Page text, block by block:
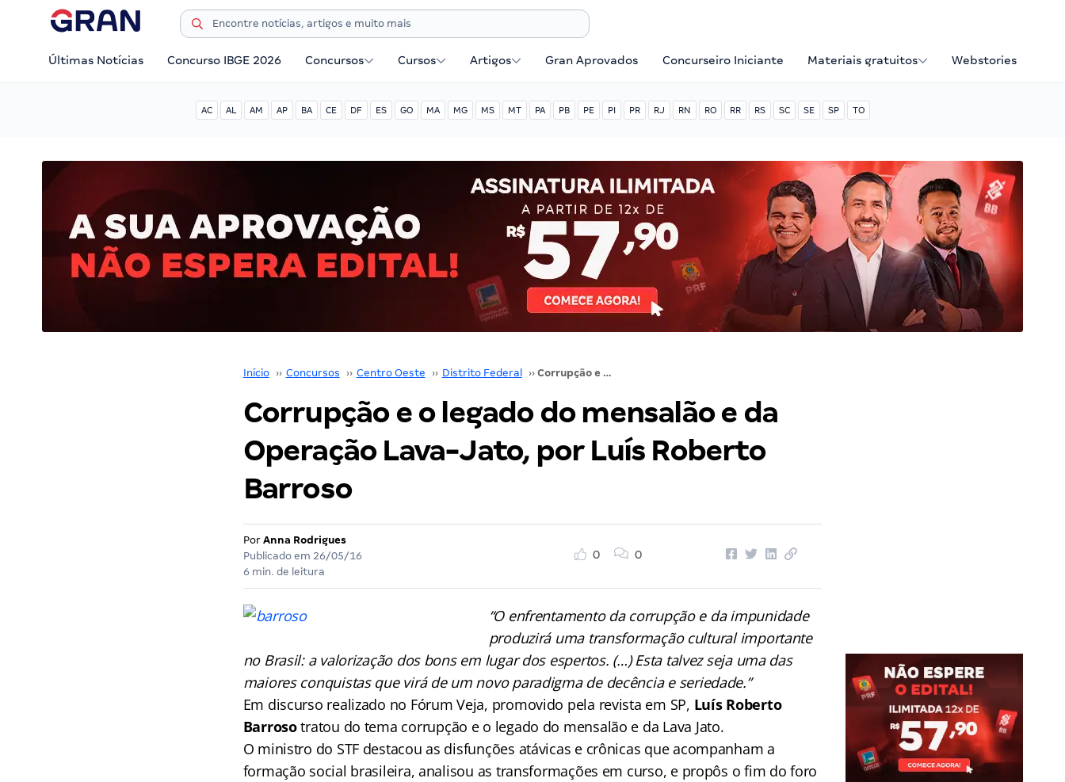
Últimas Notícias Concurso IBGE 2026 Concursos Cursos Artigos Gran Aprovados Concurseiro Iniciante Materiais gratuitos Webstories
AC AL AM AP BA CE DF ES GO MA MG MS MT PA PB PE PI PR RJ RN RO RR RS SC SE SP TO
Início ›› Concursos ›› Centro Oeste ›› Distrito Federal ›› Corrupção e o legado do mensalão e da Operação Lava-Jato, por Luís Roberto Barroso
Corrupção e o legado do mensalão e da
Operação Lava-Jato, por Luís Roberto
Barroso
Por Anna Rodrigues
Publicado em 26/05/16
6 min. de leitura
0 0
“O enfrentamento da corrupção e da impunidade
produzirá uma transformação cultural importante
no Brasil: a valorização dos bons em lugar dos espertos. (…) Esta talvez seja uma das
maiores conquistas que virá de um novo paradigma de decência e seriedade.”
Em discurso realizado no Fórum Veja, promovido pela revista em SP, Luís Roberto
Barrosotratou do tema corrupção e o legado do mensalão e da Lava Jato.
O ministro do STF destacou as disfunções atávicas e crônicas que acompanham a
formação social brasileira, analisou as transformações em curso, e propôs o fim do foro